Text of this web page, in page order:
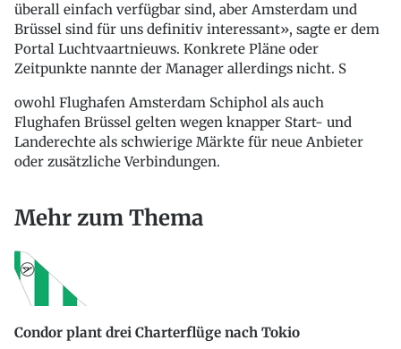
überall einfach verfügbar sind, aber Amsterdam und
Brüssel sind für uns definitiv interessant», sagte er dem
Portal Luchtvaartnieuws. Konkrete Pläne oder
Zeitpunkte nannte der Manager allerdings nicht. S
owohl Flughafen Amsterdam Schiphol als auch
Flughafen Brüssel gelten wegen knapper Start- und
Landerechte als schwierige Märkte für neue Anbieter
oder zusätzliche Verbindungen.
Mehr zum Thema
Condor plant drei Charterflüge nach Tokio